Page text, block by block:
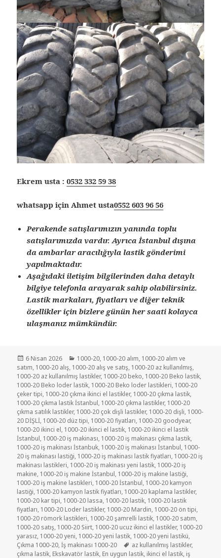
Ekrem usta :0532 332 59 38
whatsapp için Ahmet usta0552 603 96 56
Perakende satışlarımızın yanında toplu
satışlarımızda vardır. Ayrıca İstanbul dışına
da ambarlar aracılığıyla lastik gönderimi
yapılmaktadır.
Aşağıdaki iletişim bilgilerinden daha detaylı
bilgiye telefonla arayarak sahip olabilirsiniz.
Lastik markaları, fiyatları ve diğer teknik
özellikler için bizlere günün her saati kolayca
ulaşmanız mümkündür.
Yayın
tarihi
6 Nisan 2026 Kategoriler
1000-20, 1000-20 alım, 1000-20 alım ve
satım, 1000-20 alış, 1000-20 alış ve satış, 1000-20 az kullanılmış,
1000-20 az kullanılmış lastikler, 1000-20 beko, 1000-20 Beko lastik,
1000-20 Beko loder lastik, 1000-20 Beko loder lastikleri, 1000-20
çeker tipi, 1000-20 çıkma ikinci el lastikler, 1000-20 çıkma lastik,
1000-20 çıkma lastik İstanbul, 1000-20 çıkma lastikler, 1000-20
çıkma satılık lastikler, 1000-20 çok dişli lastikler, 1000-20 dişli, 1000-
20 DİŞLİ, 1000-20 düz tipi, 1000-20 fiyatları, 1000-20 goodyear,
1000-20 ikinci el, 1000-20 ikinci el lastik, 1000-20 ikinci el lastik
İstanbul, 1000-20 iş makinası, 1000-20 iş makinası çıkma lastik,
1000-20 iş makinası İstanbuk, 1000-20 iş makinası İstanbul, 1000-
20 iş makinası lastiği, 1000-20 iş makinası lastik fiyatları, 1000-20 iş
makinası lastikleri, 1000-20 iş makinası yeni lastik, 1000-20 iş
makine, 1000-20 iş makine İstanbul, 1000-20 iş makine lastiği,
1000-20 iş makine lastikleri, 1000-20 İstanbul, 1000-20 kamyon
lastiği, 1000-20 kamyon lastik fiyatları, 1000-20 kaplama lastikler,
1000-20 kar tipi, 1000-20 lassa, 1000-20 lastik, 1000-20 lastik
fiyatları, 1000-20 Loder lastikler, 1000-20 Mardin, 1000-20 ön tipi,
1000-20 römork lastikleri, 1000-20 şamrelli lastik, 1000-20 satım,
1000-20 satış, 1000-20 Siirt, 1000-20 ucuz ikinci el lastikler, 1000-20
yarasız, 1000-20 yeni, 1000-20 yeni lastik, 1000-20 yeni lastikü,
Çıkma 1000-20,İş makinası 1000-20 Etiketler
az kullanılmış lastikler,
çıkma lastik, Ekskavatör lastik, En uygun lastik, ikinci el lastik, iş